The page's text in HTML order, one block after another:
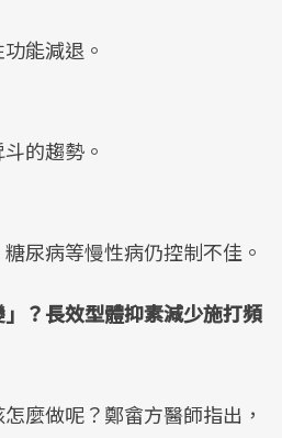
能減退。
的趨勢。
尿病等慢性病仍控制不佳。
？長效型體抑素減少施打頻
麼做呢？鄭畲方醫師指出，